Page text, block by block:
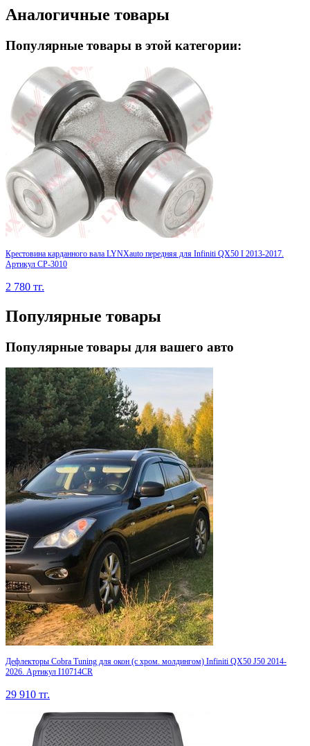
Аналогичные товары
Популярные товары в этой категории:
Крестовина карданного вала LYNXauto передняя для Infiniti QX50 I 2013-2017.
Артикул CP-3010
2 780 тг.
Популярные товары
Популярные товары для вашего авто
Дефлекторы Cobra Tuning для окон (c хром. молдингом) Infiniti QX50 J50 2014-
2026. Артикул I10714CR
29 910 тг.